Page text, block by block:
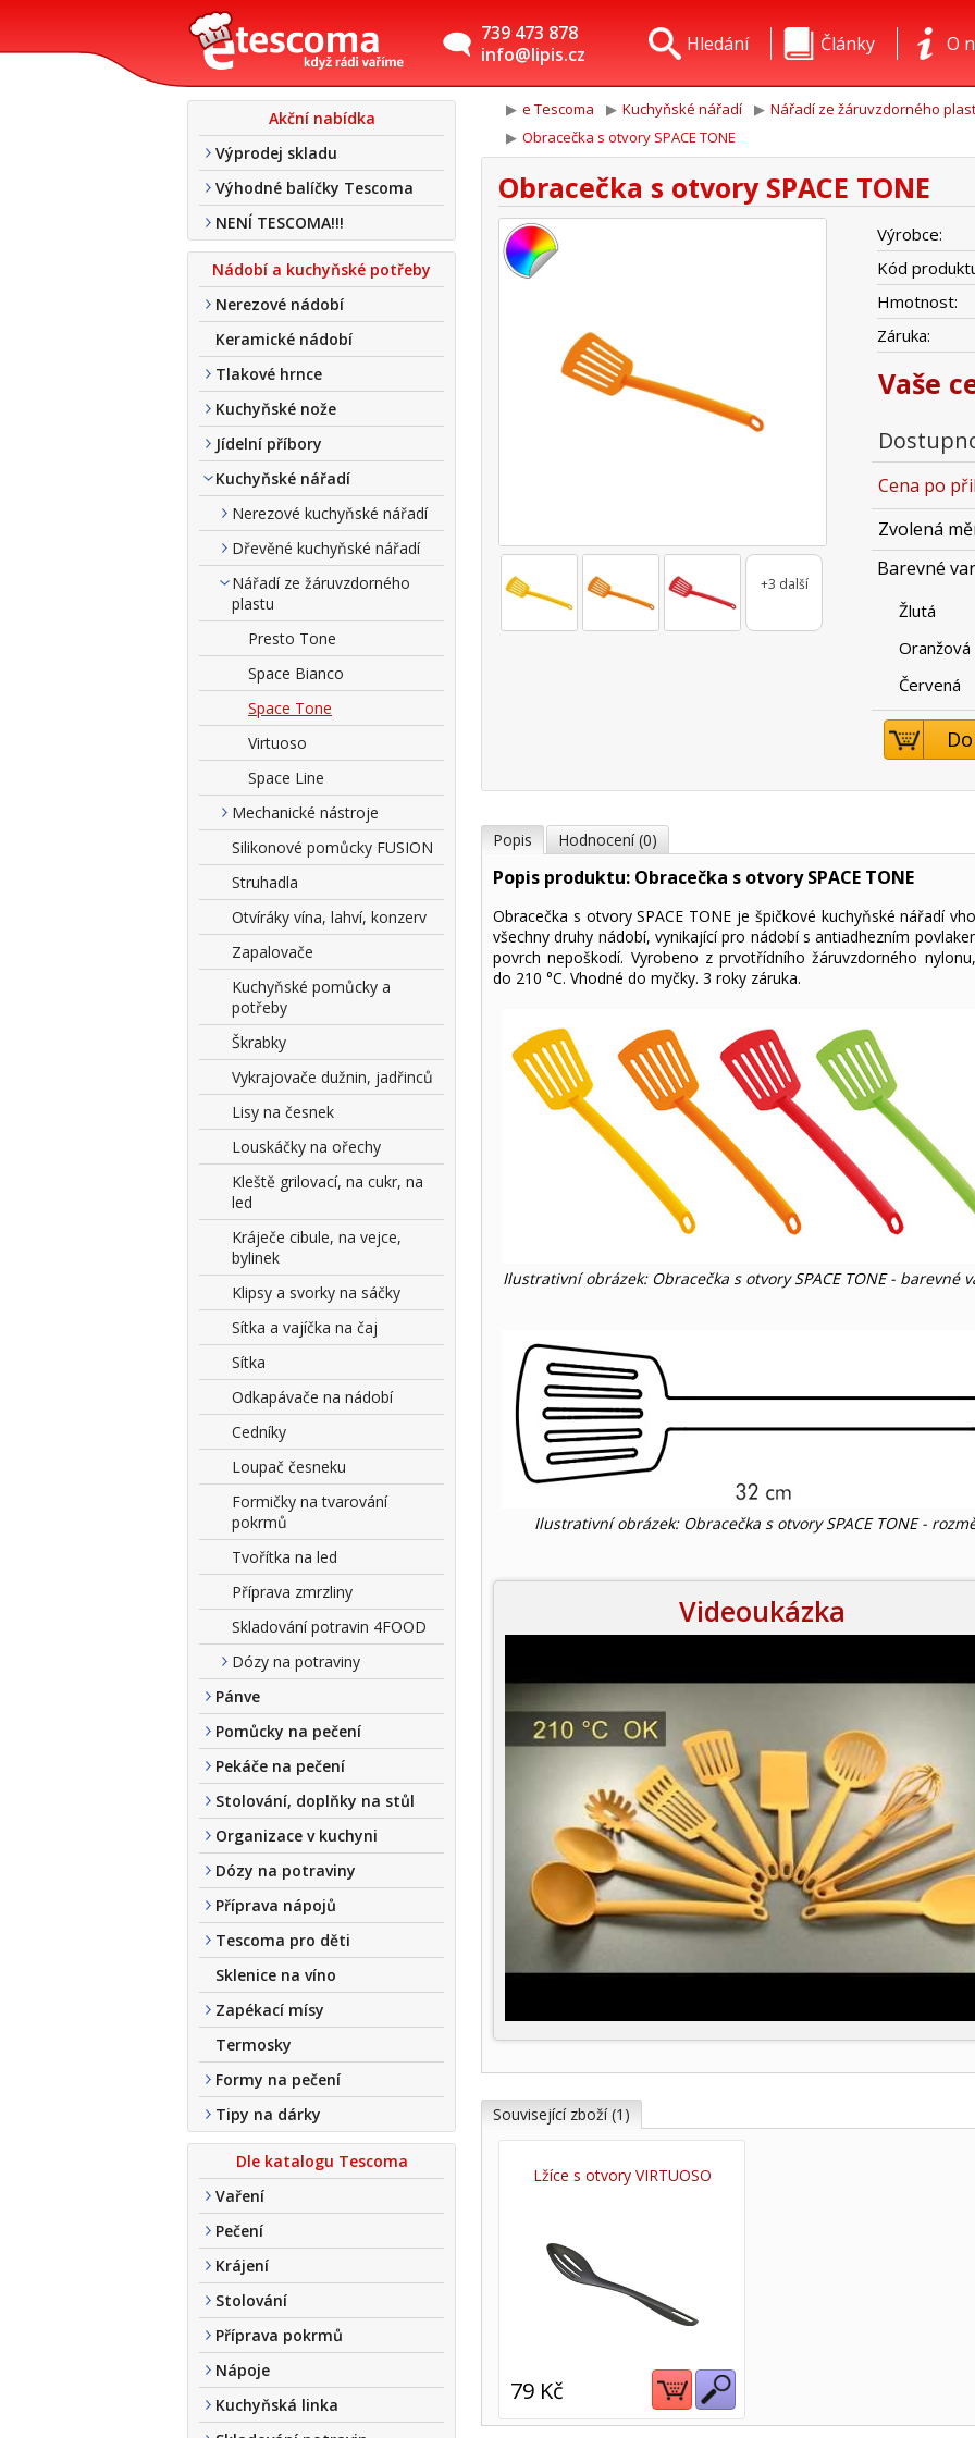
739 473 878
info@lipis.cz
O
Články
Hledání
Akční nabídka
Výprodej skladu
Výhodné balíčky Tescoma
NENÍ TESCOMA!!!
Nádobí a kuchyňské potřeby
Nerezové nádobí
Keramické nádobí
Tlakové hrnce
Kuchyňské nože
Jídelní příbory
Kuchyňské nářadí
Nerezové kuchyňské nářadí
Dřevěné kuchyňské nářadí
Nářadí ze žáruvzdorného
plastu
Presto Tone
Space Bianco
Space Tone
Virtuoso
Space Line
Mechanické nástroje
Silikonové pomůcky FUSION
Struhadla
Otvíráky vína, lahví, konzerv
Zapalovače
Kuchyňské pomůcky a
potřeby
Škrabky
Vykrajovače dužnin, jadřinců
Lisy na česnek
Louskáčky na ořechy
Kleště grilovací, na cukr, na
led
Kráječe cibule, na vejce,
bylinek
Klipsy a svorky na sáčky
Sítka a vajíčka na čaj
Sítka
Odkapávače na nádobí
Cedníky
Loupač česneku
Formičky na tvarování
pokrmů
Tvořítka na led
Příprava zmrzliny
Skladování potravin 4FOOD
Dózy na potraviny
Pánve
Pomůcky na pečení
Pekáče na pečení
Stolování, doplňky na stůl
Organizace v kuchyni
Dózy na potraviny
Příprava nápojů
Tescoma pro děti
Sklenice na víno
Zapékací mísy
Termosky
Formy na pečení
Tipy na dárky
Dle katalogu Tescoma
Vaření
Pečení
Krájení
Stolování
Příprava pokrmů
Nápoje
Kuchyňská linka
e Tescoma Kuchyňské nářadí
Nářadí ze žáruvzdorného
Obracečka s otvory SPACE TONE
Obracečka s otvory SPACE TONE
+3 další
Výrobce:
Kód
Hmotnost:
Záruka:
Vaše
Cena po
Zvolená
Barevné
Žlutá
Oranžová
Červená
Popis Hodnocení (0)
Popis produktu: Obracečka s otvory SPACE TONE
Obracečka s otvory SPACE TONE je špičkové kuchyňské nářadí
všechny druhy nádobí, vynikající pro nádobí s antiadhezním
povrch nepoškodí. Vyrobeno z prvotřídního žáruvzdorného
do 210 °C. Vhodné do myčky. 3 roky záruka.
Ilustrativní obrázek: Obracečka s otvory SPACE TONE - barevné
Ilustrativní obrázek: Obracečka s otvory SPACE TONE -
Videoukázka
Související zboží (1)
Lžíce s otvory VIRTUOSO
79 Kč